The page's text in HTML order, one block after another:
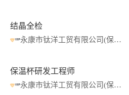
结晶全检
永康市钛洋工贸有限公司(保温杯)
保温杯研发工程师
永康市钛洋工贸有限公司(保温杯)